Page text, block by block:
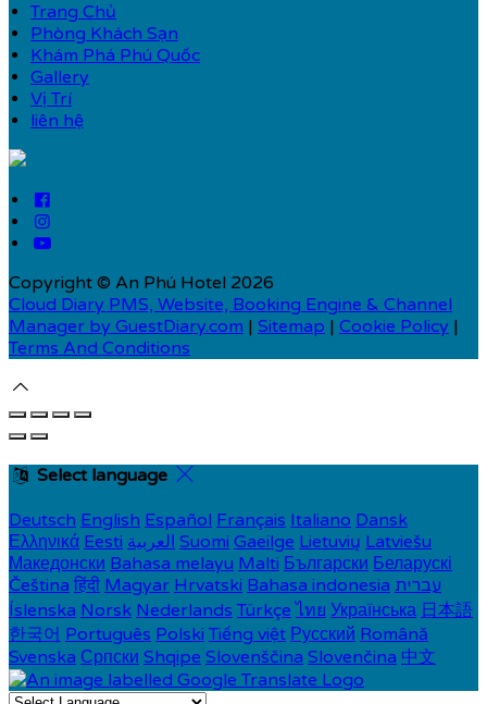
Trang Chủ
Phòng Khách Sạn
Khám Phá Phú Quốc
Gallery
Vị Trí
liên hệ
Copyright © An Phú Hotel 2026
Cloud Diary PMS, Website, Booking Engine & Channel
Manager by GuestDiary.com | Sitemap | Cookie Policy |
Terms And Conditions
Select language
Deutsch English Español Français Italiano Dansk
Ελληνικά Eesti العربية Suomi Gaeilge Lietuvių Latviešu
Македонски Bahasa melayu Malti Български Беларускі
Čeština हिंदी Magyar Hrvatski Bahasa indonesia עברית
Íslenska Norsk Nederlands Türkçe ไทย Українська 日本語
한국어 Português Polski Tiếng việt Русский Română
Svenska Српски Shqipe Slovenščina Slovenčina 中文